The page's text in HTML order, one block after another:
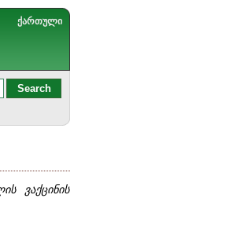
ქართული
ვაქცინის